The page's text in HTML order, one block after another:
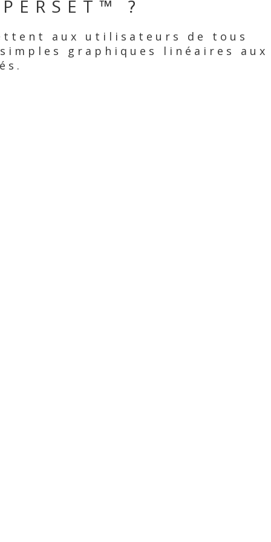
?
aux utilisateurs de tous
graphiques linéaires aux